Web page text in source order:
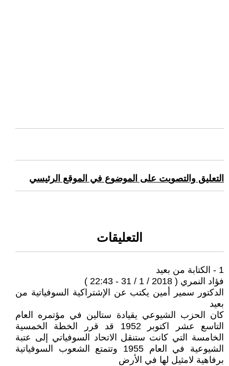
التعليق والتصويت على الموضوع في الموقع الرئيسي
التعليقات
1 - الكتابة من بعيد
فؤاد النمري ( 2018 / 1 / 31 - 22:43 )
الدكتور سمير أمين يكتب عن الإشتراكية السوفياتية من
بعيد
كان الحزب الشيوعي يقيادة ستالين في مؤتمره العام
التاسع عشر اكتوبر 1952 قد قرر الخطة الخمسية
الخامسة التي كانت ستنقل الاتحاد السوفياتي إلى عتبة
الشيوعية في العام 1955 وتتمتع الشعوب السوفياتية
برفاهية لامثيل لها في الأرض